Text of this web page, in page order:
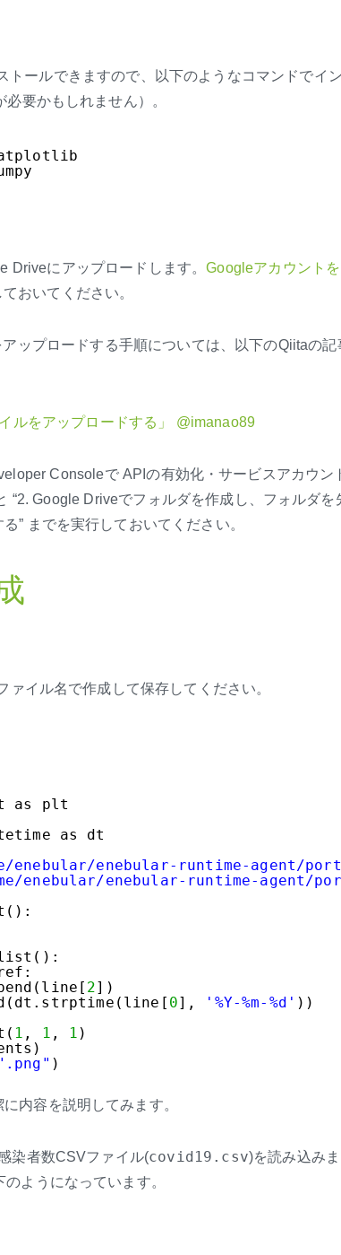
ールできますので、以下のようなコマンドでイン
要かもしれません）。
Driveにアップロードします。Googleアカウントを
おいてください。
ップロードする手順については、以下のQiitaの記
ルをアップロードする」 @imanao89
Consoleで APIの有効化・サービスアカウン
“2. Google Driveでフォルダを作成し、フォルダを
” までを実行しておいてください。
ァイル名で作成して保存してください。
as plt
as dt
enebular/enebular-runtime-agent/
enebular/enebular-runtime-agent/
2])
0], '%Y-%m-%d' ))
1 , 1 , 1 )
)
内容を説明してみます。
染者数CSVファイル(covid19.csv)を読み込みま
ようになっています。